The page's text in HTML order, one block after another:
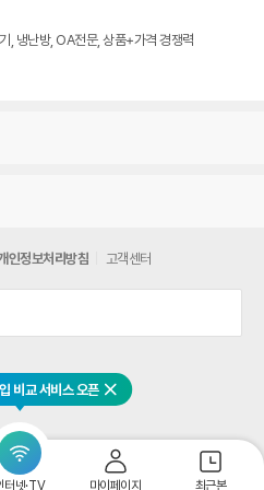
비교 서비스 오픈 닫기
터넷·TV 마이페이지 최근본
, 냉난방, OA전문, 상품+가격 경쟁력
인정보처리방침 고객센터